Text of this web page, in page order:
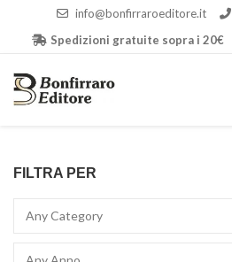
info@bonfirraroeditore.it
Spedizioni gratuite sopra i 20€
FILTRA PER
Any Category